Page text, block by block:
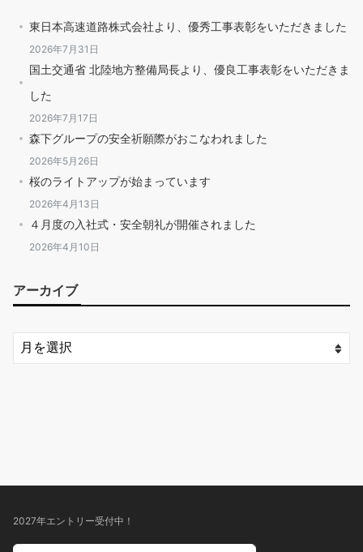
東日本高速道路株式会社より、優秀工事表彰をいただきました
2026年7月31日
国土交通省 北陸地方整備局長より、優良工事表彰をいただきま
した
2026年7月17日
森下グループの安全祈願際がおこなわれました
2026年5月26日
桜のライトアップが始まっています
2026年4月13日
４月度の入社式・安全朝礼が開催されました
2026年4月10日
アーカイブ
2027年エントリー受付中！